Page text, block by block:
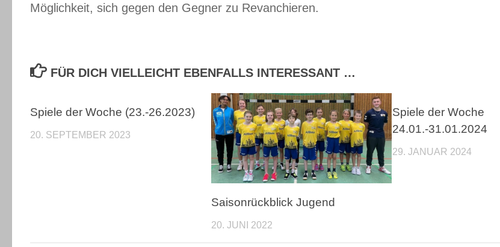
Möglichkeit, sich gegen den Gegner zu Revanchieren.
FÜR DICH VIELLEICHT EBENFALLS INTERESSANT …
Spiele der Woche (23.-26.2023)
20. SEPTEMBER 2023
Saisonrückblick Jugend
20. JUNI 2022
Spiele der Woche
24.01.-31.01.2024
29. JANUAR 2024